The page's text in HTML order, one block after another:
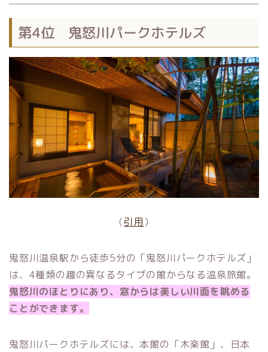
第4位 鬼怒川パークホテルズ
（引用 ）
鬼怒川温泉駅から徒歩5分の「鬼怒川パークホテルズ」
は、4種類の趣の異なるタイプの館からなる温泉旅館。
鬼怒川のほとりにあり、窓からは美しい川面を眺める
ことができます。
鬼怒川パークホテルズには、本館の「木楽館」、日本